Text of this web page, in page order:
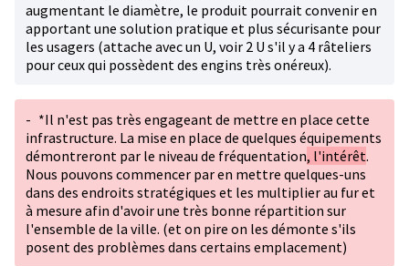
augmentant le diamètre, le produit pourrait convenir en
apportant une solution pratique et plus sécurisante pour
les usagers (attache avec un U, voir 2 U s'il y a 4 râteliers
pour ceux qui possèdent des engins très onéreux).
- *Il n'est pas très engageant de mettre en place cette
infrastructure. La mise en place de quelques équipements
démontreront par le niveau de fréquentation, l'intérêt.
Nous pouvons commencer par en mettre quelques-uns
dans des endroits stratégiques et les multiplier au fur et
à mesure afin d'avoir une très bonne répartition sur
l'ensemble de la ville. (et on pire on les démonte s'ils
posent des problèmes dans certains emplacement)